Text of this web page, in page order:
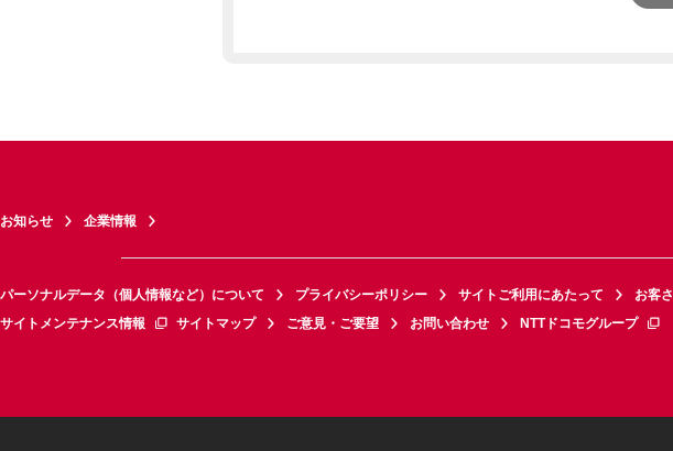
お知らせ 企業情報
パーソナルデータ（個人情報など）について プライバシーポリシー サイトご利用にあたって お客
サイトメンテナンス情報
サイトマップ ご意見・ご要望 お問い合わせ NTTドコモグループ